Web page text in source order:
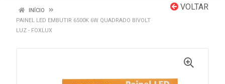
VOLTAR
INÍCIO
PAINEL LED EMBUTIR 6500K 6W QUADRADO BIVOLT
LUZ - FOXLUX